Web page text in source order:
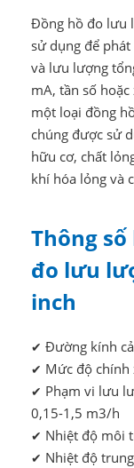
Đồng hồ đo lưu
sử dụng để
và lưu lượng
mA, tần số
một loại đồng
chúng được sử
hữu cơ, chất
khí hóa lỏng và
Thông
đo lưu
inch
✔ Đường kính
✔ Mức độ chính
✔ Phạm vi lưu
0,15-1,5 m3/h
✔ Nhiệt độ môi
✔ Nhiệt độ